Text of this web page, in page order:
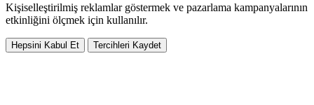
Kişiselleştirilmiş reklamlar göstermek ve pazarlama kampanyalarının
etkinliğini ölçmek için kullanılır.
Hepsini Kabul Et Tercihleri Kaydet